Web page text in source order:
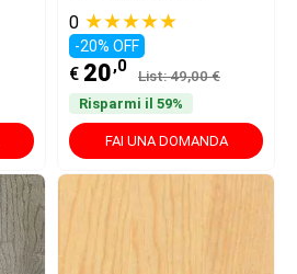
0 ★★★★★
-20% OFF
€ 20,0 List: 49,00 €
Risparmi il 59%
FAI UNA DOMANDA